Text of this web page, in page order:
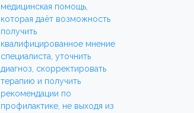
медицинская помощь,
которая даёт возможность
получить
квалифицированное мнение
специалиста, уточнить
диагноз, скорректировать
терапию и получить
рекомендации по
профилактике, не выходя из